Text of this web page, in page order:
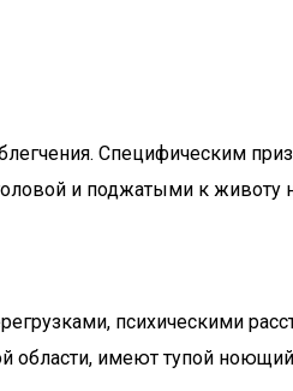
Специфическим
и поджатыми к животу
психическими
имеют тупой